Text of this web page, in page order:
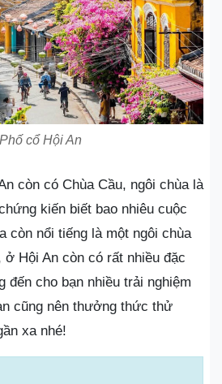
Phố cổ Hội An
còn có Chùa Cầu, ngôi chùa là
kiến biết bao nhiêu cuộc
còn nổi tiếng là một ngôi chùa
Hội An còn có rất nhiều đặc
đến cho bạn nhiều trải nghiệm
cũng nên thưởng thức thử
xa nhé!